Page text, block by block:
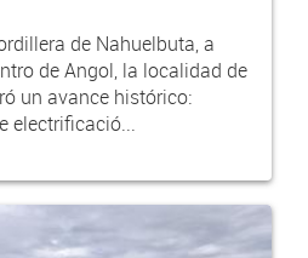
de Nahuelbuta, a
de Angol, la localidad de
un avance histórico:
electrificació...